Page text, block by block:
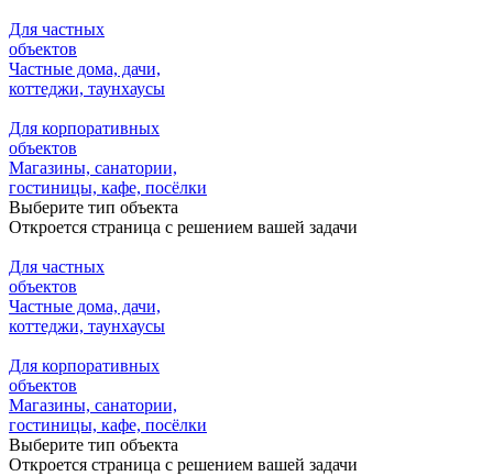
Для частных
объектов
Частные дома, дачи,
коттеджи, таунхаусы
Для корпоративных
объектов
Магазины, санатории,
гостиницы, кафе, посёлки
Выберите тип объекта
Откроется страница с решением вашей задачи
Для частных
объектов
Частные дома, дачи,
коттеджи, таунхаусы
Для корпоративных
объектов
Магазины, санатории,
гостиницы, кафе, посёлки
Выберите тип объекта
Откроется страница с решением вашей задачи